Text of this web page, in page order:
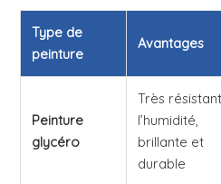
Type de
peinture
Avantages
Peinture
glycéro
Très
l’humidité,
brillante et
durable